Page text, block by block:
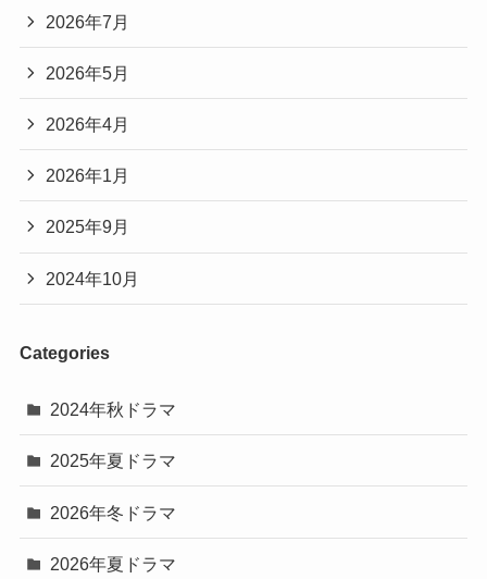
2026年7月
2026年5月
2026年4月
2026年1月
2025年9月
2024年10月
Categories
2024年秋ドラマ
2025年夏ドラマ
2026年冬ドラマ
2026年夏ドラマ